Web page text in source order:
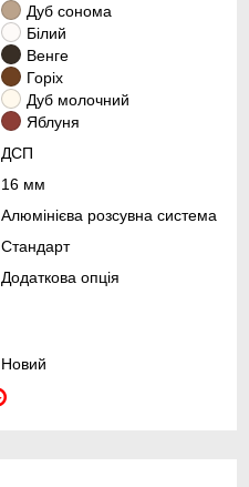
Дуб сонома
Білий
Венге
Горіх
Дуб молочний
Яблуня
ДСП
16 мм
Алюмінієва розсувна система
Стандарт
Додаткова опція
Новий